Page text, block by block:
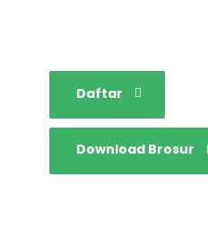
Daftar
Download Brosur